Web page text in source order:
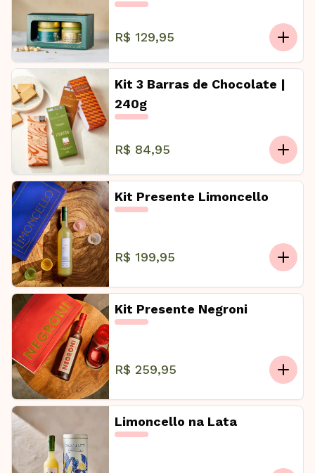
R$ 129,95
Kit 3 Barras de Chocolate |
240g
R$ 84,95
Kit Presente Limoncello
R$ 199,95
Kit Presente Negroni
R$ 259,95
Limoncello na Lata